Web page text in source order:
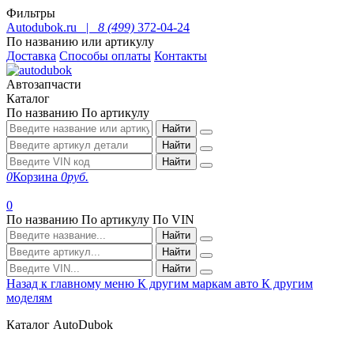
Фильтры
Autodubok.ru |
8 (499) 372-04-24
По названию или артикулу
Доставка Способы оплаты Контакты
Автозапчасти
Каталог
По названию По артикулу
Найти
Найти
Найти
0Корзина 0руб.
0
По названию По артикулу По VIN
Найти
Найти
Найти
Назад к главному меню К другим маркам авто К другим
моделям
Каталог AutoDubok